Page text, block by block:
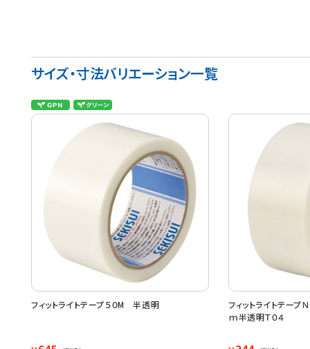
サイズ・寸法バリエーション一覧
フィットライトテープ５０M 半透明
フィットライトテープ
ｍ半透明Ｔ０４